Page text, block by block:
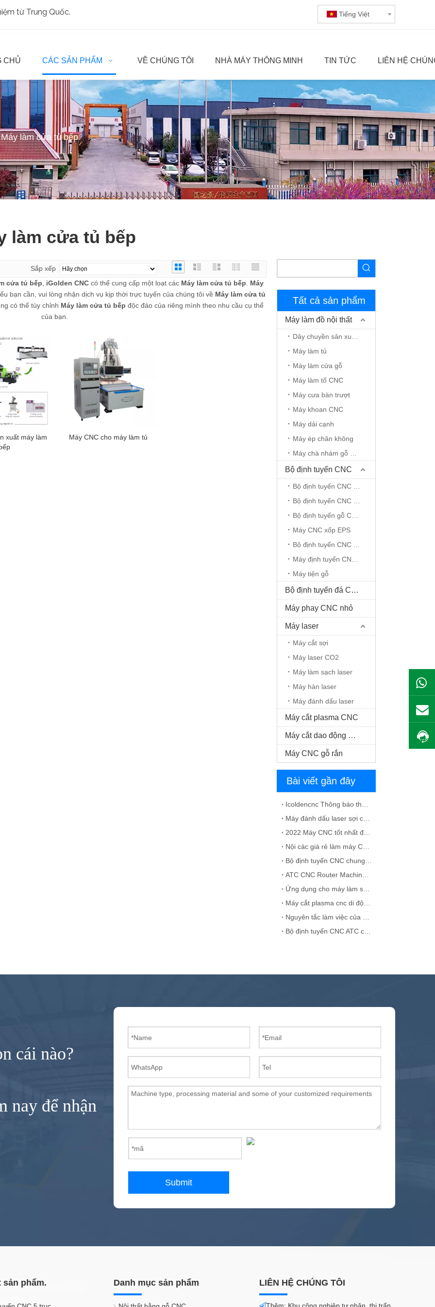
từ Trung Quốc. Tiếng Việt
CHỦ CÁC SẢN PHẨM VỀ CHÚNG TÔI NHÀ MÁY THÔNG MINH TIN TỨC LIÊN HỆ
Máy làm cửa tủ bếp
làm cửa tủ bếp
Sắp xếp
cửa tủ bếp iGolden CNC có thể cung cấp một loạt các Máy làm cửa tủ bếp
Máy
bạn cần, vui lòng nhận dịch vụ kịp thời trực tuyến của chúng tôi về Máy làm cửa tủ
có thể tùy chỉnh Máy làm cửa tủ bếp độc đáo của riêng mình theo nhu cầu cụ thể
của bạn.
xuất máy làm
Máy CNC cho máy làm tủ
Tất cả sản phẩm
Máy làm đồ nội thất
Máy làm tủ
Máy làm cửa gỗ
Máy làm tổ CNC
Máy cưa bàn trượt
Máy khoan CNC
Máy dải cạnh
Máy ép chân không
Bộ định tuyến CNC
Máy CNC xốp EPS
Máy tiện gỗ
Bộ định tuyến đá CNC
Máy phay CNC nhỏ
Máy laser
Máy cắt sợi
Máy laser CO2
Máy làm sạch laser
Máy hàn laser
Máy đánh dấu laser
Máy cắt plasma CNC
Máy cắt dao động CNC
Máy CNC gỗ rắn
Bài viết gần đây
cái nào?
nay để nhận
Submit
sản phẩm. Danh mục sản phẩm LIÊN HỆ CHÚNG TÔI
